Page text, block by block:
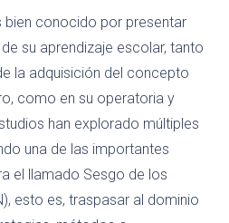
bien conocido por presentar
su aprendizaje escolar, tanto
la adquisición del concepto
como en su operatoria y
han explorado múltiples
una de las importantes
el llamado Sesgo de los
esto es, traspasar al dominio